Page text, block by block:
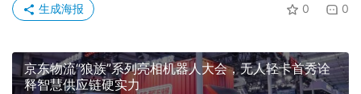
0 0
生成海报
京东物流“狼族”系列亮相机器人大会，无人轻卡首秀诠
释智慧供应链硬实力